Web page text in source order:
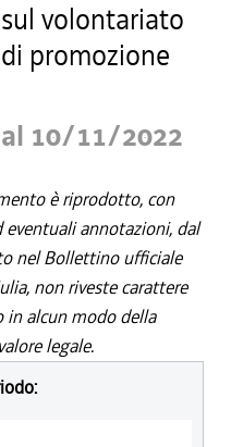
volontariato
promozione
10/11/2022
è riprodotto, con
eventuali annotazioni, dal
nel Bollettino ufficiale
non riveste carattere
alcun modo della
legale.